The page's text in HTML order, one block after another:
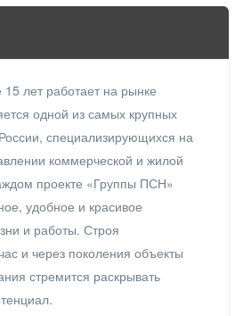
лет работает на рынке
одной из самых крупных
специализирующихся на
коммерческой и жилой
проекте «Группы ПСН»
удобное и красивое
и работы. Строя
и через поколения объекты
стремится раскрывать